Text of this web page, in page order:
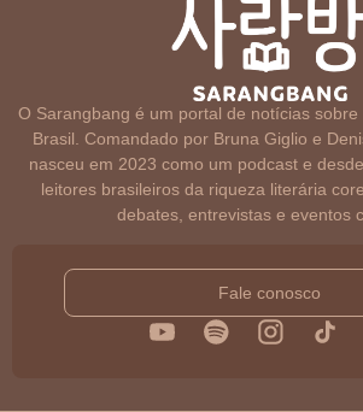
O Sarangbang é um portal de notícias
Brasil. Comandado por Bruna Giglio e
nasceu em 2023 como um podcast e
leitores brasileiros da riqueza literária
debates, entrevistas e eventos
Fale conosco